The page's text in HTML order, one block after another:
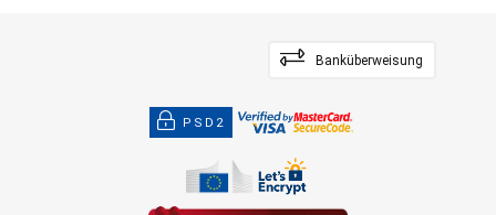
Banküberweisung
PSD2